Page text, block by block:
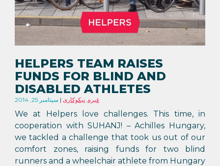
HELPERS TEAM RAISES
FUNDS FOR BLIND AND
DISABLED ATHLETES
سپتامبر 25, 2014 غیره, نیکوکاری
We at Helpers love challenges. This time, in
cooperation with SUHANJ! – Achilles Hungary,
we tackled a challenge that took us out of our
comfort zones, raising funds for two blind
runners and a wheelchair athlete from Hungary